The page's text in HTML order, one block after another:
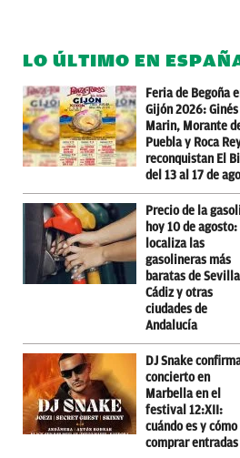
LO ÚLTIMO EN
Feria de Begoña
Gijón 2026: Ginés
Marin, Morante
Puebla y Roca
reconquistan El
del 13 al 17 de
Precio de la
hoy 10 de agosto:
localiza las
gasolineras más
baratas de
Cádiz y otras
ciudades de
Andalucía
DJ Snake
concierto en
Marbella en el
festival 12:XII:
cuándo es y cómo
comprar entradas